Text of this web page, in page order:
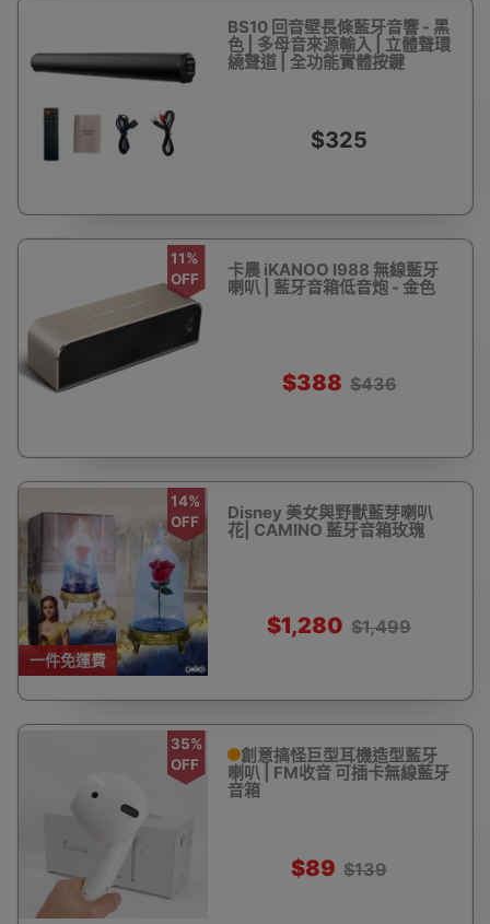
BS10 回音壁長條藍牙音響 - 黑
色 | 多母音來源輸入 | 立體聲環
繞聲道 | 全功能實體按鍵
$325
11%
OFF
卡農 iKANOO I988 無線藍牙
喇叭 | 藍牙音箱低音炮 - 金色
$388 $436
一件免運費
14%
OFF
Disney 美女與野獸藍芽喇叭
花| CAMINO 藍牙音箱玫瑰
$1,280 $1,499
35%
OFF
創意搞怪巨型耳機造型藍牙
喇叭 | FM收音 可插卡無線藍牙
音箱
$89 $139